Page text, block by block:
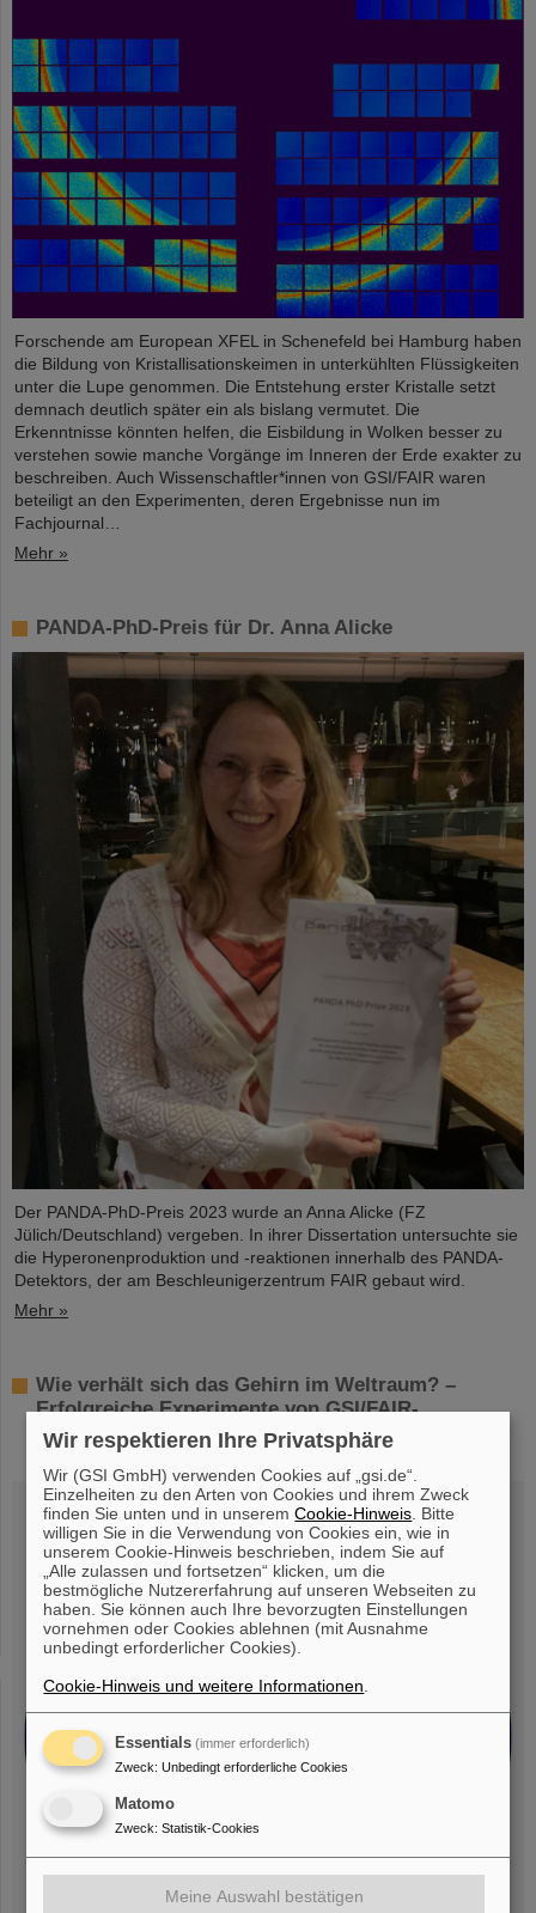
Forschende am European XFEL in Schenefeld bei Hamburg haben
die Bildung von Kristallisationskeimen in unterkühlten Flüssigkeiten
unter die Lupe genommen. Die Entstehung erster Kristalle setzt
demnach deutlich später ein als bislang vermutet. Die
Erkenntnisse könnten helfen, die Eisbildung in Wolken besser zu
verstehen sowie manche Vorgänge im Inneren der Erde exakter zu
beschreiben. Auch Wissenschaftler*innen von GSI/FAIR waren
beteiligt an den Experimenten, deren Ergebnisse nun im
Fachjournal…
Mehr »
PANDA-PhD-Preis für Dr. Anna Alicke
Der PANDA-PhD-Preis 2023 wurde an Anna Alicke (FZ
Jülich/Deutschland) vergeben. In ihrer Dissertation untersuchte sie
die Hyperonenproduktion und -reaktionen innerhalb des PANDA-
Detektors, der am Beschleunigerzentrum FAIR gebaut wird.
Mehr »
Wie verhält sich das Gehirn im Weltraum? –
Erfolgreiche Experimente von GSI/FAIR-
Wissenschaftler*innen auf unbemanntem DLR-
Forschungsraketenflug MAPHEUS-14
Wir respektieren Ihre Privatsphäre
Wir (GSI GmbH) verwenden Cookies auf „gsi.de“.
Einzelheiten zu den Arten von Cookies und ihrem Zweck
finden Sie unten und in unseremCookie-Hinweis . Bitte
willigen Sie in die Verwendung von Cookies ein, wie in
unserem Cookie-Hinweis beschrieben, indem Sie auf
„Alle zulassen und fortsetzen“ klicken, um die
bestmögliche Nutzererfahrung auf unseren Webseiten zu
haben. Sie können auch Ihre bevorzugten Einstellungen
vornehmen oder Cookies ablehnen (mit Ausnahme
unbedingt erforderlicher Cookies).
Cookie-Hinweis und weitere Informationen
Essentials (immer erforderlich)
Zweck: Unbedingt erforderliche Cookies
Matomo
Zweck: Statistik-Cookies
Meine Auswahl bestätigen